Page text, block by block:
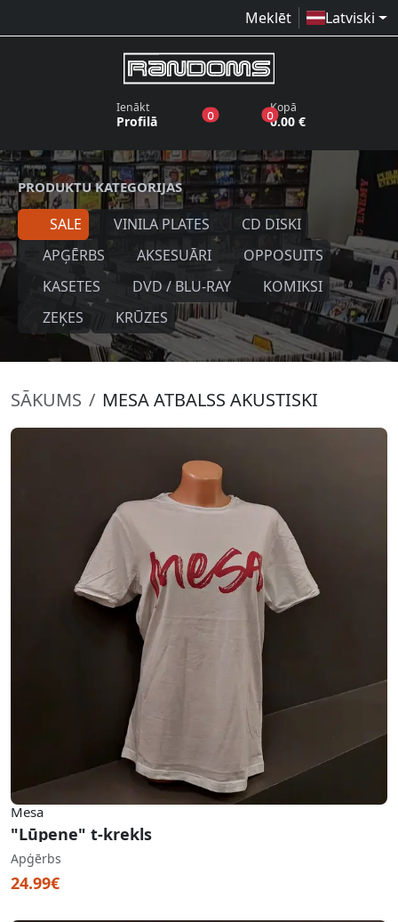
Meklēt Latviski
Ienākt
Profilā 0produkti vēlmju sarakstā
0produkti grozā
Kopā
0.00 €
PRODUKTU KATEGORIJAS
SALE VINILA PLATES
CD DISKI
APĢĒRBS
AKSESUĀRI
OPPOSUITS
KASETES
DVD / BLU-RAY
KOMIKSI
ZEĶES
KRŪZES
SĀKUMS MESA ATBALSS AKUSTISKI
Mesa
"Lūpene" t-krekls
Apģērbs
24.99€